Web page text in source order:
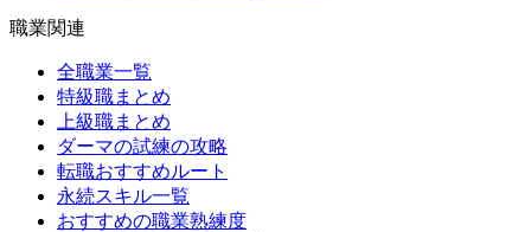
職業関連
全職業一覧
特級職まとめ
上級職まとめ
ダーマの試練の攻略
転職おすすめルート
永続スキル一覧
おすすめの職業熟練度